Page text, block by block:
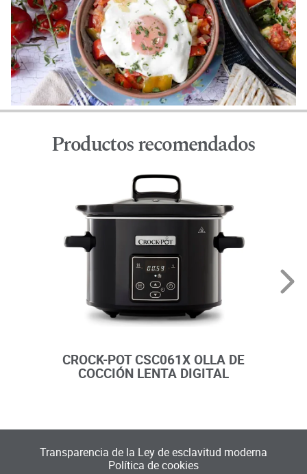
Productos recomendados
CROCK-POT CSC061X OLLA DE
COCCIÓN LENTA DIGITAL
Transparencia de la Ley de esclavitud moderna
Política de cookies